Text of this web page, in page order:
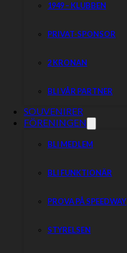
1949 – KLUBBEN
PRIVAT-SPONSOR
2 KRONAN
BLI VÅR PARTNER
SOUVENIRER
FÖRENINGEN
BLI MEDLEM
BLI FUNKTIONÄR
PROVA PÅ SPEEDWAY
STYRELSEN